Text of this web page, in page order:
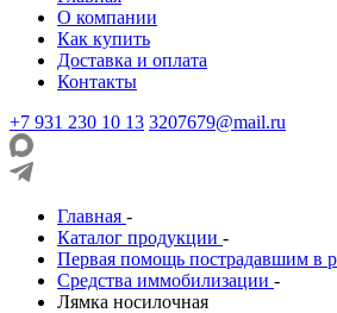
О компании
Как купить
Доставка и оплата
Контакты
+7 931 230 10 13 3207679@mail.ru
Главная -
Каталог продукции -
Первая помощь пострадавшим в
Средства иммобилизации -
Лямка носилочная